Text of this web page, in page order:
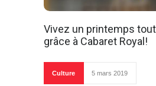
Vivez un printemps
grâce à Cabaret Royal!
Culture 5 mars 2019